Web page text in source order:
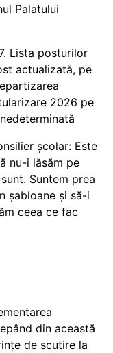
Palatului
Lista posturilor
actualizată, pe
2026 pe
școlar: Este
nu-i lăsăm pe
Suntem prea
șabloane și să-i
ceea ce fac
din această
de scutire la